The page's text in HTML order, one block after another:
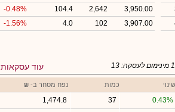
3,950.00
2,642
104.4
-0.48%
3,907.00
102
4.0
-1.56%
עוד עסקאות מינימום לעסקה: 13
שינוי כמות נפח מסחר ב- ₪
0.43%
37
1,474.8